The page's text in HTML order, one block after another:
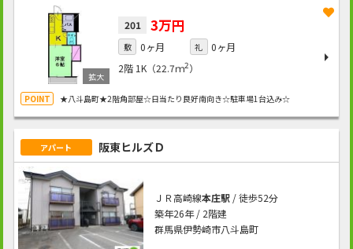
201 3万円
敷 0ヶ月 礼
0ヶ月
2階 1K（22.7ｍ2）
★八斗島町★2階角部屋☆日当たり良好南向き☆駐車場1台込み☆
アパート 阪東ヒルズＤ
ＪＲ高崎線本庄駅/ 徒歩52分
築年26年 / 2階建
群馬県伊勢崎市八斗島町